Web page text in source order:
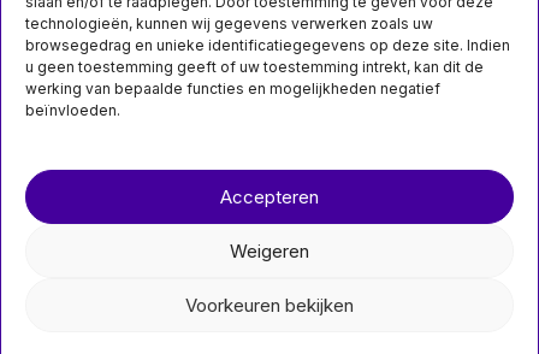
technologieën, kunnen wij gegevens verwerken zoals uw
browsegedrag en unieke identificatiegegevens op deze site. Indien
u geen toestemming geeft of uw toestemming intrekt, kan dit de
werking van bepaalde functies en mogelijkheden negatief
beïnvloeden.
Accepteren
Weigeren
Voorkeuren bekijken
augustus 8 15:50
Nederlandse, NAVO-troepen trainen in Groenland te
midden van Trumps druk om eiland van Denemarken te
nemen
nieuwsimpuls.online
nieuwsimpuls.online